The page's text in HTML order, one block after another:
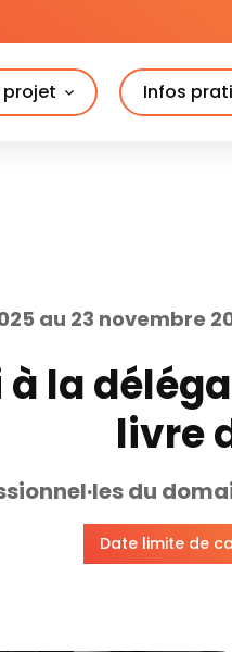
projet Infos
au 23 novembre
la
livre
du
Date limite de